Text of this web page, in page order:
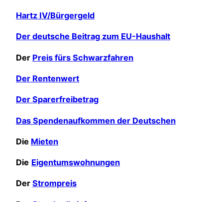
Hartz IV/Bürgergeld
Der deutsche Beitrag zum EU-Haushalt
Der Preis fürs Schwarzfahren
Der Rentenwert
Der Sparerfreibetrag
Das Spendenaufkommen der Deutschen
Die Mieten
Die Eigentumswohnungen
Der Strompreis